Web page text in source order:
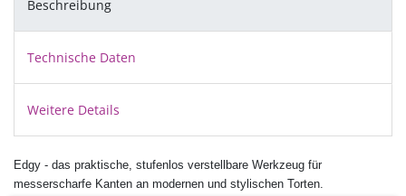
Beschreibung
Technische Daten
Weitere Details
Edgy - das praktische, stufenlos verstellbare Werkzeug für
messerscharfe Kanten an modernen und stylischen Torten.